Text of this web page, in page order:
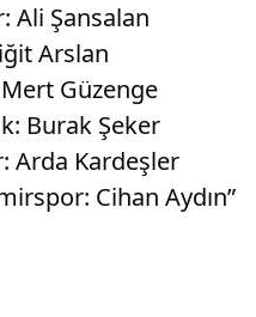
Ali Şansalan
Arslan
Güzenge
Burak Şeker
Arda Kardeşler
Cihan Aydın”